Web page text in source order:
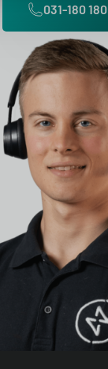
031-180 180